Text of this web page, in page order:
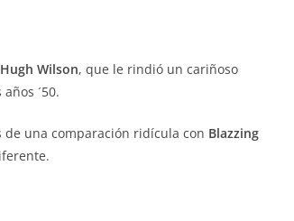
Hugh Wilson, que le rindió un cariñoso
´50.
una comparación ridícula con Blazzing